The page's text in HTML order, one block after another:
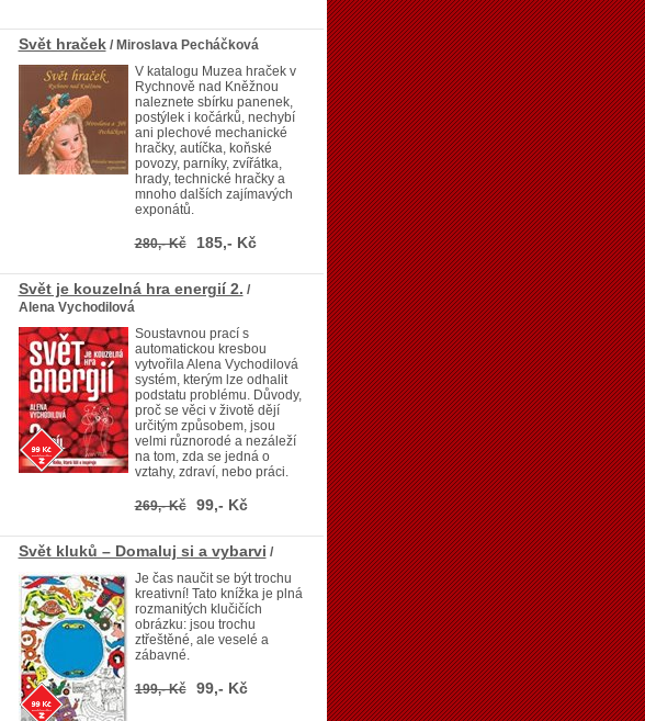
Svět hraček/ Miroslava Pecháčková
V katalogu Muzea hraček v
Rychnově nad Kněžnou
naleznete sbírku panenek,
postýlek i kočárků, nechybí
ani plechové mechanické
hračky, autíčka, koňské
povozy, parníky, zvířátka,
hrady, technické hračky a
mnoho dalších zajímavých
exponátů.
280,- Kč 185,- Kč
Svět je kouzelná hra energií 2. /
Alena Vychodilová
Soustavnou prací s
automatickou kresbou
vytvořila Alena Vychodilová
systém, kterým lze odhalit
podstatu problému. Důvody,
proč se věci v životě dějí
určitým způsobem, jsou
velmi různorodé a nezáleží
na tom, zda se jedná o
vztahy, zdraví, nebo práci.
269,- Kč 99,- Kč
Svět kluků – Domaluj si a vybarvi /
Je čas naučit se být trochu
kreativní! Tato knížka je plná
rozmanitých klučičích
obrázku: jsou trochu
ztřeštěné, ale veselé a
zábavné.
199,- Kč 99,- Kč